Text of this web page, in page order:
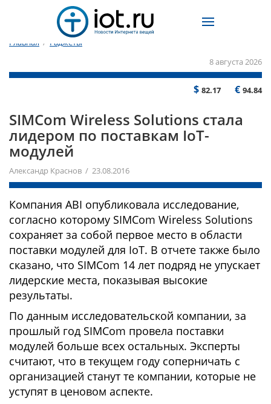
Главная / Гаджеты
8 августа 2026
$ 82.17 € 94.84
SIMCom Wireless Solutions стала
лидером по поставкам IoT-
модулей
Александр Краснов / 23.08.2016
Компания ABI опубликовала исследование,
согласно которому SIMCom Wireless Solutions
сохраняет за собой первое место в области
поставки модулей для IoT. В отчете также было
сказано, что SIMCom 14 лет подряд не упускает
лидерские места, показывая высокие
результаты.
По данным исследовательской компании, за
прошлый год SIMCom провела поставки
модулей больше всех остальных. Эксперты
считают, что в текущем году соперничать с
организацией станут те компании, которые не
уступят в ценовом аспекте.